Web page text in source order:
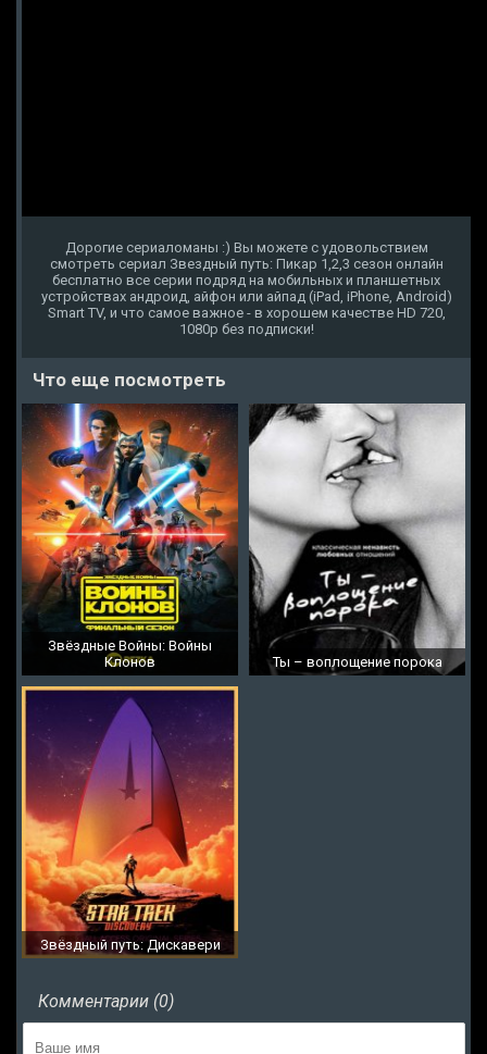
Дорогие сериаломаны :) Вы можете с удовольствием
смотреть сериал Звездный путь: Пикар 1,2,3 сезон онлайн
бесплатно все серии подряд на мобильных и планшетных
устройствах андроид, айфон или айпад (iPad, iPhone, Android)
Smart TV, и что самое важное - в хорошем качестве HD 720,
1080p без подписки!
Что еще посмотреть
Звёздные Войны: Войны
Клонов
Ты – воплощение порока
Звёздный путь: Дискавери
Комментарии (0)